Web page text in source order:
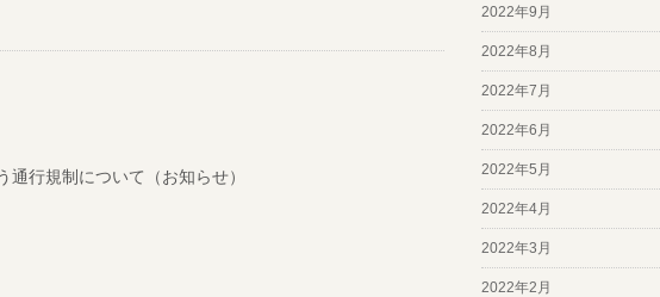
通行規制について（お知らせ）
2022年9月
2022年8月
2022年7月
2022年6月
2022年5月
2022年4月
2022年3月
2022年2月